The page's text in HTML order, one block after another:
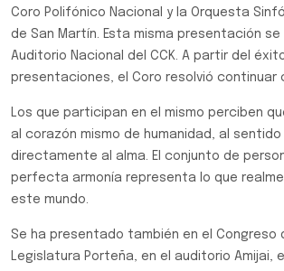
Coro Polifónico Nacional y la Orquesta
de San Martín. Esta misma presentación se
Auditorio Nacional del CCK. A partir del
presentaciones, el Coro resolvió continuar
Los que participan en el mismo perciben
al corazón mismo de humanidad, al
directamente al alma. El conjunto de
perfecta armonía representa lo que
este mundo.
Se ha presentado también en el Congreso
Legislatura Porteña, en el auditorio Amijai,